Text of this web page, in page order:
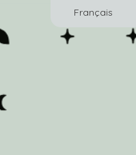
Français